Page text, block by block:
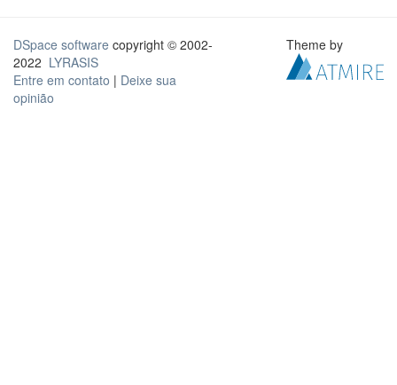
DSpace software copyright © 2002-
2022 LYRASIS
Entre em contato | Deixe sua
opinião
Theme by